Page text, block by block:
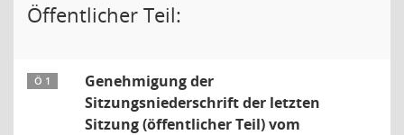
Öffentlicher Teil:
Ö 1
Genehmigung der
Sitzungsniederschrift der letzten
Sitzung (öffentlicher Teil) vom